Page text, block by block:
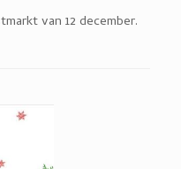
van 12 december.